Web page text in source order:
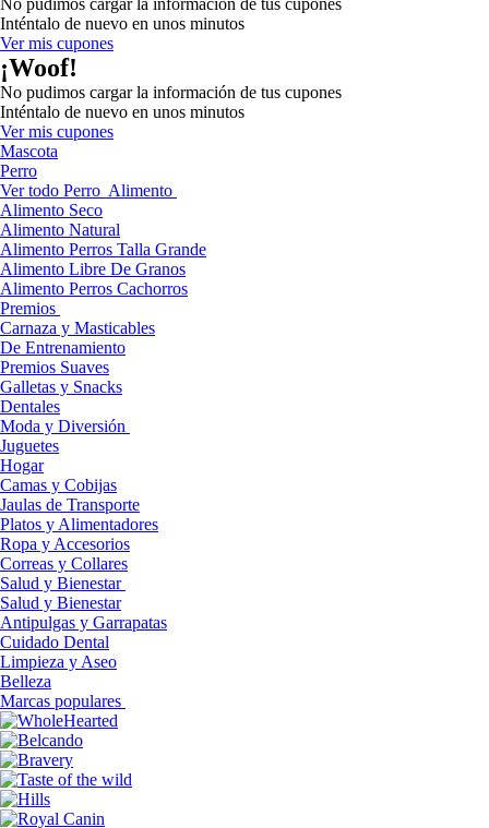
No pudimos cargar la información de tus cupones
Inténtalo de nuevo en unos minutos
Ver mis cupones
¡Woof!
No pudimos cargar la información de tus cupones
Inténtalo de nuevo en unos minutos
Ver mis cupones
Mascota
Perro
Ver todo Perro Alimento
Alimento Seco
Alimento Natural
Alimento Perros Talla Grande
Alimento Libre De Granos
Alimento Perros Cachorros
Premios
Carnaza y Masticables
De Entrenamiento
Premios Suaves
Galletas y Snacks
Dentales
Moda y Diversión
Juguetes
Hogar
Camas y Cobijas
Jaulas de Transporte
Platos y Alimentadores
Ropa y Accesorios
Correas y Collares
Salud y Bienestar
Salud y Bienestar
Antipulgas y Garrapatas
Cuidado Dental
Limpieza y Aseo
Belleza
Marcas populares